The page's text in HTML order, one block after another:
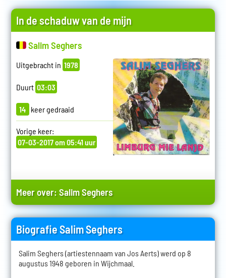
In de schaduw van de mijn
Salim Seghers
Uitgebracht in 1978
Duurt 03:03
14 keer gedraaid
Vorige keer:
07-03-2017 om 05:41 uur
Meer over:Salim Seghers
Biografie Salim Seghers
Salim Seghers (artiestennaam van Jos Aerts) werd op 8
augustus 1948 geboren in Wijchmaal.